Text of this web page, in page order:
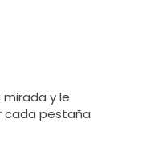
y le
cada pestaña